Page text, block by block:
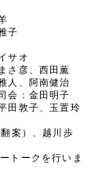
子
サオ
さ彦、西田薫
人、阿南健治
会：金田明子
田敦子、玉置玲
案）、越川歩
トークを行いま